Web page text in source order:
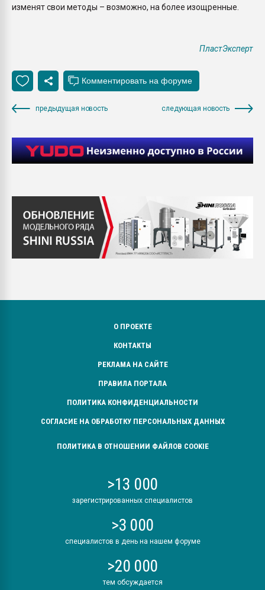
изменят свои методы – возможно, на более изощренные.
ПластЭксперт
предыдущая новость следующая новость
О ПРОЕКТЕ
КОНТАКТЫ
РЕКЛАМА НА САЙТЕ
ПРАВИЛА ПОРТАЛА
ПОЛИТИКА КОНФИДЕНЦИАЛЬНОСТИ
СОГЛАСИЕ НА ОБРАБОТКУ ПЕРСОНАЛЬНЫХ ДАННЫХ
ПОЛИТИКА В ОТНОШЕНИИ ФАЙЛОВ COOKIE
>13 000
зарегистрированных специалистов
>3 000
специалистов в день на нашем форуме
>20 000
тем обсуждается